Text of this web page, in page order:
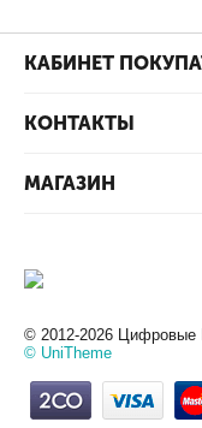
КАБИНЕТ
КОНТАКТЫ
МАГАЗИН
© 2012-2026 Цифровые
© UniTheme